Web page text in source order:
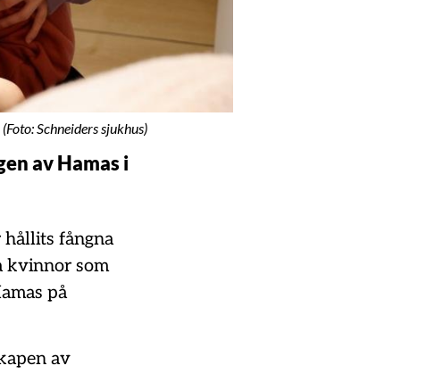
Schneiders sjukhus)
av Hamas i
hållits fångna
kvinnor som
på
av